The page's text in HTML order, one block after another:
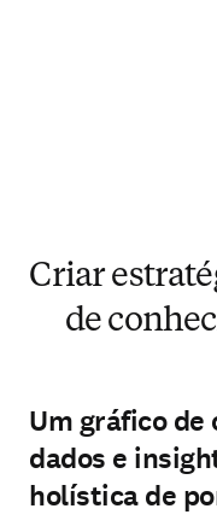
Criar
de
Um gráfico
dados e
holística de